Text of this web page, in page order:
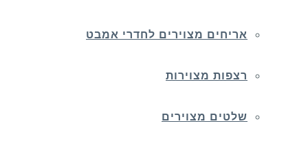
אריחים מצוירים לחדרי אמבט
רצפות מצוירות
שלטים מצוירים